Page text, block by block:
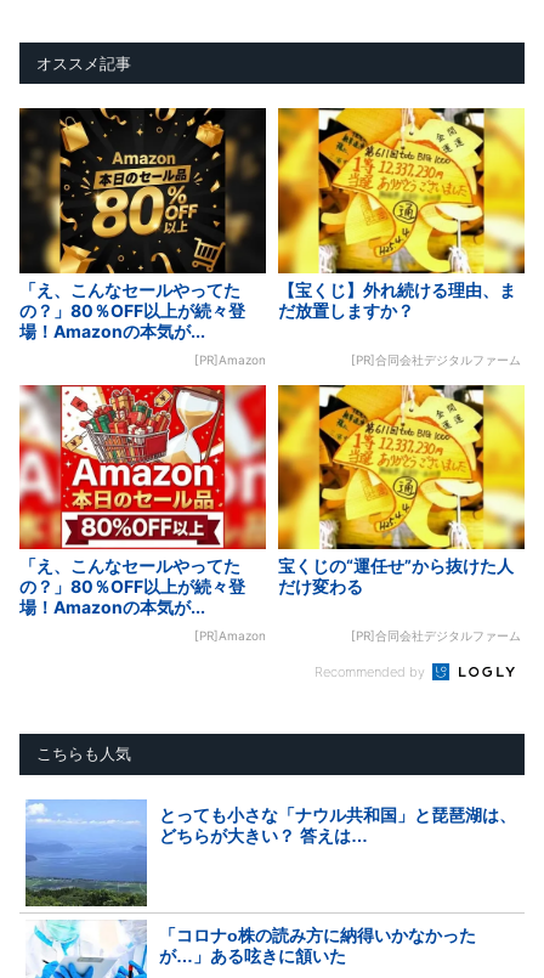
オススメ記事
「え、こんなセールやってた
の？」80％OFF以上が続々登
場！Amazonの本気が...
[PR]Amazon
【宝くじ】外れ続ける理由、ま
だ放置しますか？
[PR]合同会社デジタルファーム
「え、こんなセールやってた
の？」80％OFF以上が続々登
場！Amazonの本気が...
[PR]Amazon
宝くじの“運任せ”から抜けた人
だけ変わる
[PR]合同会社デジタルファーム
Recommended by
こちらも人気
とっても小さな「ナウル共和国」と琵琶湖は、
どちらが大きい？ 答えは…
「コロナο株の読み方に納得いかなかった
が…」ある呟きに頷いた